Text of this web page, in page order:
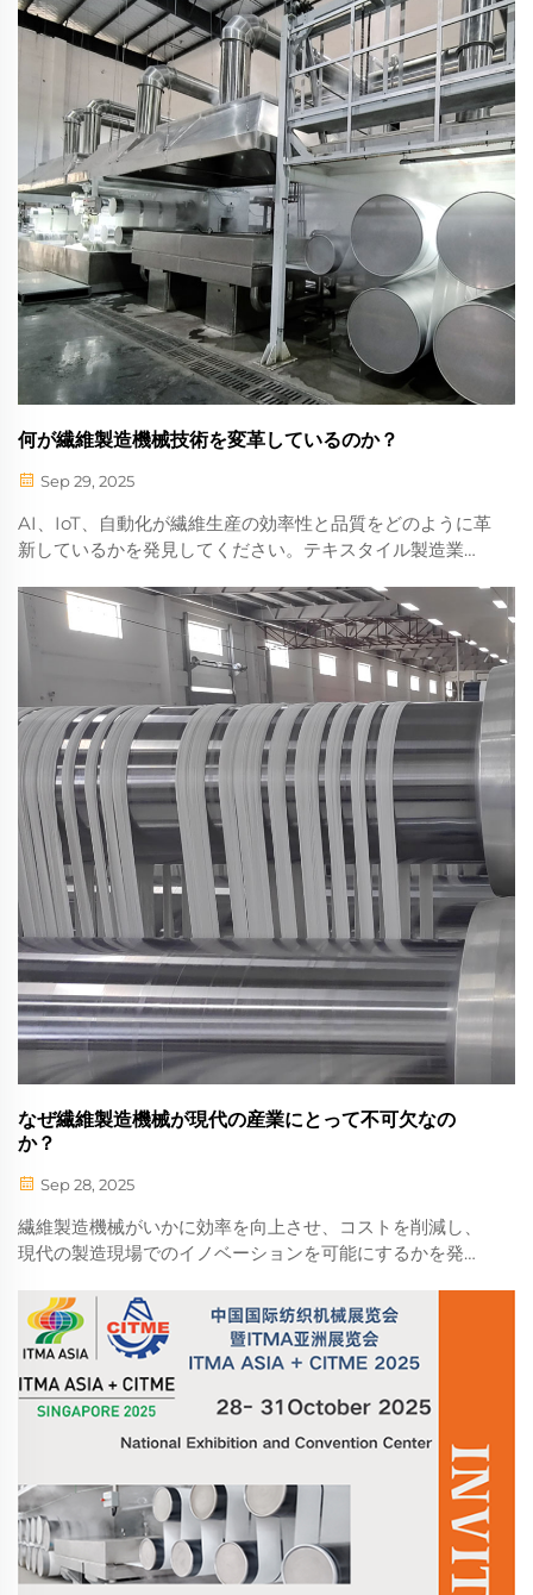
何が繊維製造機械技術を変革しているのか？
Sep 29, 2025
AI、IoT、自動化が繊維生産の効率性と品質をどのように革
新しているかを発見してください。テキスタイル製造業を
なぜ繊維製造機械が現代の産業にとって不可欠なの
か？
Sep 28, 2025
繊維製造機械がいかに効率を向上させ、コストを削減し、
現代の製造現場でのイノベーションを可能にするかを発見
て今すぐ学びましょう。